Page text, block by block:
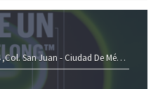
San Juan -Ciudad De México-